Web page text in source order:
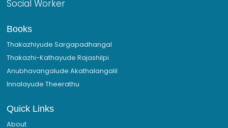
Social Worker
Books
Thakazhiyude Sargapadhangal
Thakazhi-Kathayude Rajashilpi
Anubhavangalude Akathalangalil
Innalayude Theerathu
Quick Links
About